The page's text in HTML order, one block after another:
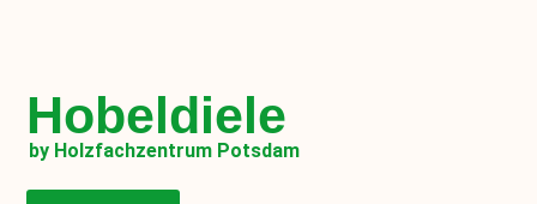
Hobeldiele
by Holzfachzentrum Potsdam